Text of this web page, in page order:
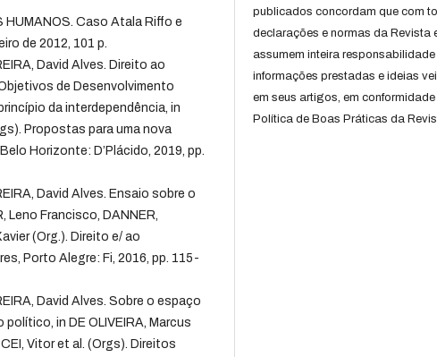
HUMANOS. Caso Atala Riffo e
de 2012, 101 p.
David Alves. Direito ao
de Desenvolvimento
da interdependência, in
Propostas para uma nova
Horizonte: D’Plácido, 2019, pp.
David Alves. Ensaio sobre o
Francisco, DANNER,
(Org.). Direito e/ ao
Porto Alegre: Fi, 2016, pp. 115-
David Alves. Sobre o espaço
in DE OLIVEIRA, Marcus
Vitor et al. (Orgs). Direitos
publicados concordam que com
declarações e normas da Revista
assumem inteira responsabilidade
informações prestadas e ideias
em seus artigos, em
Política de Boas Práticas da